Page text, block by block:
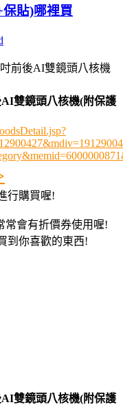
貼)哪裡買
前後AI雙鏡頭八核機
AI雙鏡頭八核機(附保護
行購買喔!
常會有折價券使用喔!
到你喜歡的東西!
AI雙鏡頭八核機(附保護